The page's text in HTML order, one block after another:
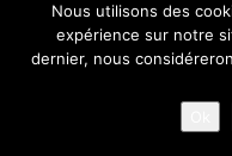
manga Manhwa
royaume
Nous utilisons des
expérience sur notre
dernier, nous